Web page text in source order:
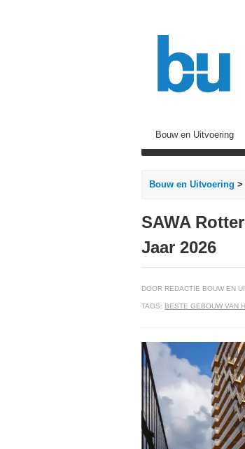
Bouw en Uitvoering
Bouw en Uitvoering >
SAWA
Jaar 2026
DOOR REDACTIE BOUW EN
TAGS: BESTE GEBOUW VAN